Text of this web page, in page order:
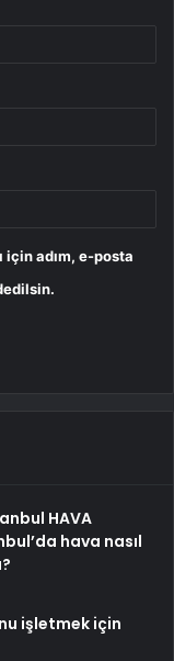
için adım, e-posta
HAVA
hava nasıl
işletmek için